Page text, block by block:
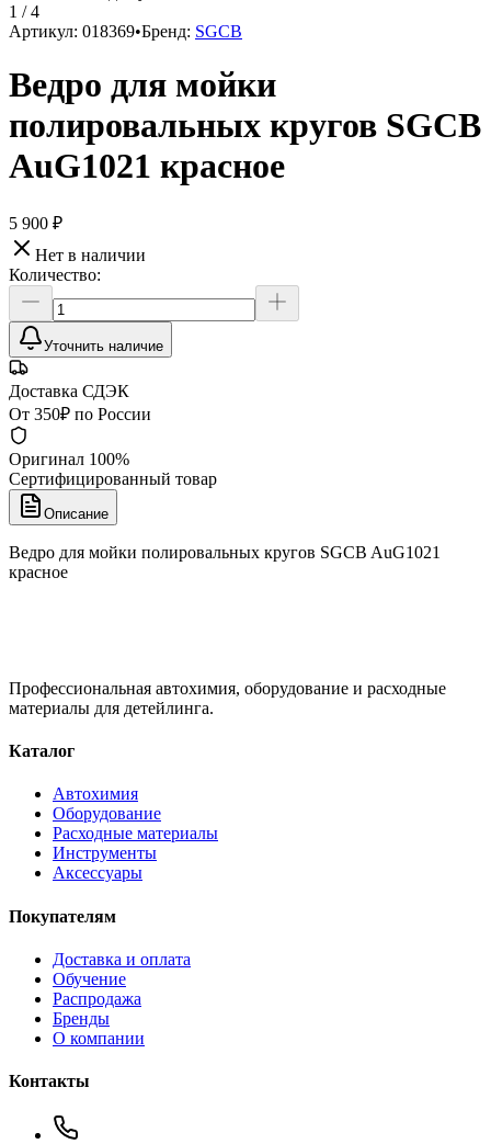
1 /4
Артикул: 018369•Бренд: SGCB
Ведро для мойки
полировальных кругов SGCB
AuG1021 красное
5 900 ₽
Нет в наличии
Количество:
Уточнить наличие
Доставка СДЭК
От 350₽ по России
Оригинал 100%
Сертифицированный товар
Описание
Ведро для мойки полировальных кругов SGCB AuG1021
красное
Профессиональная автохимия, оборудование и расходные
материалы для детейлинга.
Каталог
Автохимия
Оборудование
Расходные материалы
Инструменты
Аксессуары
Покупателям
Доставка и оплата
Обучение
Распродажа
Бренды
О компании
Контакты